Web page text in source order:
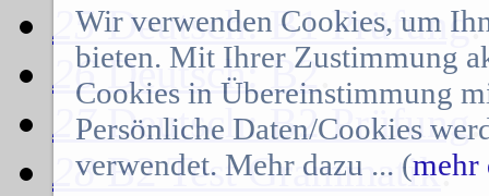
25Deutsch: B1 Prüfung.
26Deutsch: B2.
27Deutsch: B2 Prüfung.
28B2 Test Grammatik.
Wir verwenden Cookies, um
bieten. Mit Ihrer Zustimmung
Cookies in Übereinstimmung
Persönliche Daten/Cookies
verwendet. Mehr dazu ... (mehr